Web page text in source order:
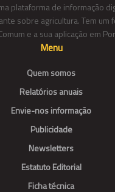
plataforma de informação
sobre agricultura. Tem um
e a sua aplicação em
Menu
Quem somos
Relatórios anuais
Envie-nos informação
Publicidade
Newsletters
Estatuto Editorial
Ficha técnica